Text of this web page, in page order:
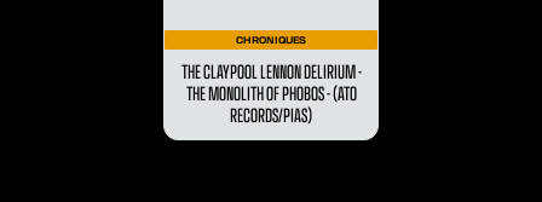
CHRONIQUES
THE CLAYPOOL LENNON DELIRIUM -
THE MONOLITH OF PHOBOS - (ATO
RECORDS/PIAS)